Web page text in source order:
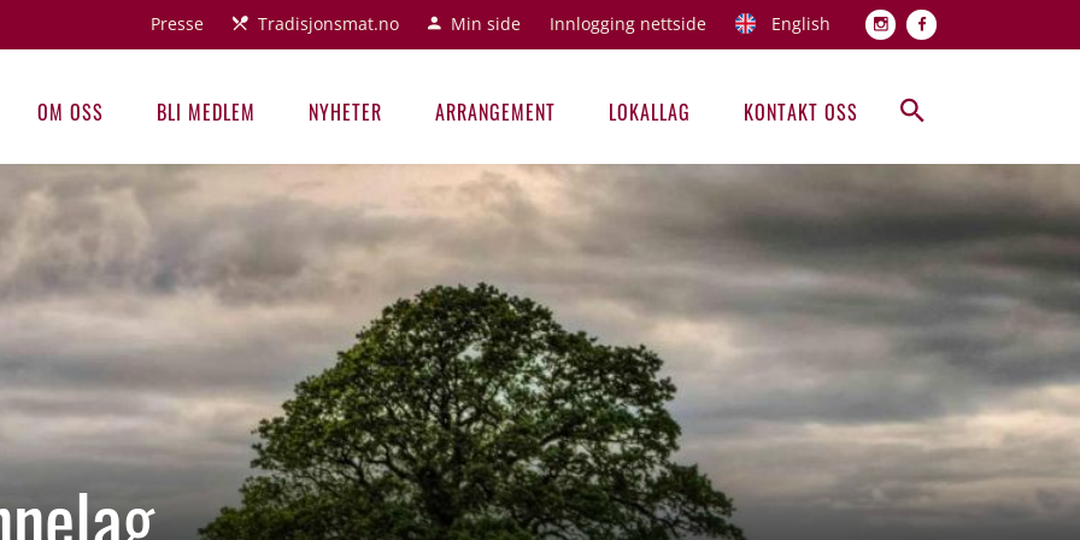
Topp
Presse Tradisjonsmat.no Min side Innlogging nettside English
Hovedmeny
OM OSS BLI MEDLEM NYHETER ARRANGEMENT LOKALLAG KONTAKT OSS